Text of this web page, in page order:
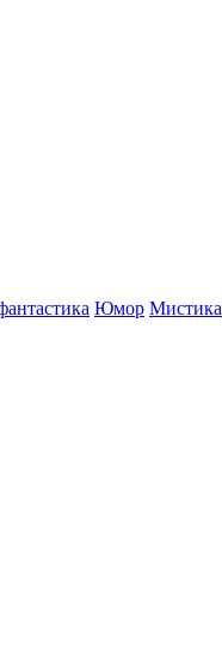
Юмор Мистика